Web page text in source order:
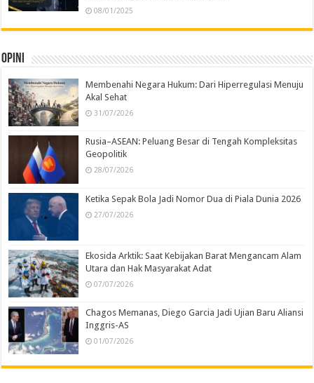
08/01/2025
Opini
Membenahi Negara Hukum: Dari Hiperregulasi Menuju
Akal Sehat
31/07/2026
Rusia–ASEAN: Peluang Besar di Tengah Kompleksitas
Geopolitik
28/07/2026
Ketika Sepak Bola Jadi Nomor Dua di Piala Dunia 2026
27/07/2026
Ekosida Arktik: Saat Kebijakan Barat Mengancam Alam
Utara dan Hak Masyarakat Adat
07/07/2026
Chagos Memanas, Diego Garcia Jadi Ujian Baru Aliansi
Inggris-AS
01/07/2026